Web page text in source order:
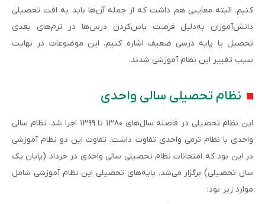
کنیم. البته معایبی هم داشت که از جمله آن‌ها باید به افت تحصیلی
دانش‌آموزان به‌دلیل فرصت پاس‌کردن درس‌ها در ترم‌های بعدی
تحصیل یا پایه درسی ضعیف اشاره کنیم. این موضوعات در نهایت
سبب تغییر این نظام آموزشی شدند.
نظام تحصیلی سالی واحدی
این نظام تحصیلی در فاصله سال‌های ۱۳۸۰ تا ۱۳۹۹ اجرا شد. نظام سالی‌
واحدی با نظام ترمی واحدی تفاوت داشت. تفاوت این دو نظام آموزشی
در این بود که امتحانات نظام تحصیلی سالی واحدی در خرداد (پایان یک
سال تحصیلی) برگزار می‌شد. پایه‌های تحصیلی این نظام آموزشی شامل
موارد زیر بود: